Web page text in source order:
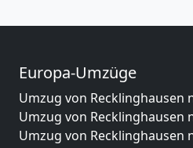
Europa-Umzüge
Umzug von Recklinghausen
Umzug von Recklinghausen
Umzug von Recklinghausen